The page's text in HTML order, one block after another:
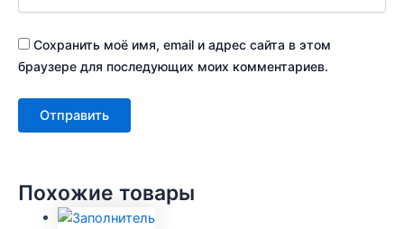
Сохранить моё имя, email и адрес сайта в этом
браузере для последующих моих комментариев.
Похожие товары